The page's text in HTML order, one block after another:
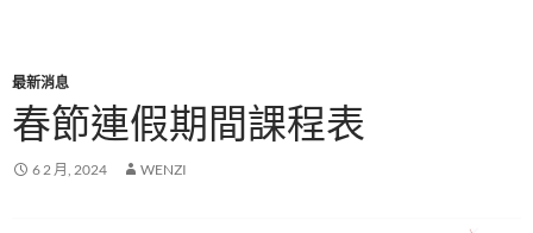
最新消息
春節連假期間課程表
6 2 月, 2024 WENZI